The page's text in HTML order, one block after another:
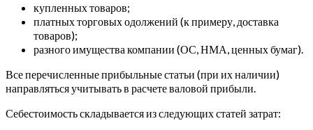
купленных товаров;
платных торговых одолжений (к примеру, доставка
товаров);
разного имущества компании (ОС, НМА, ценных бумаг).
Все перечисленные прибыльные статьи (при их наличии)
направляться учитывать в расчете валовой прибыли.
Себестоимость складывается из следующих статей затрат: